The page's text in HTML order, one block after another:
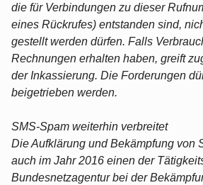
die für Verbindungen zu dieser
eines Rückrufes) entstanden sind,
gestellt werden dürfen. Falls
Rechnungen erhalten haben, greift
der Inkassierung. Die Forderungen
beigetrieben werden.
SMS-Spam weiterhin verbreitet
Die Aufklärung und Bekämpfung von
auch im Jahr 2016 einen der
Bundesnetzagentur bei der